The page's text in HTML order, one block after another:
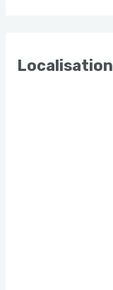
Localisation